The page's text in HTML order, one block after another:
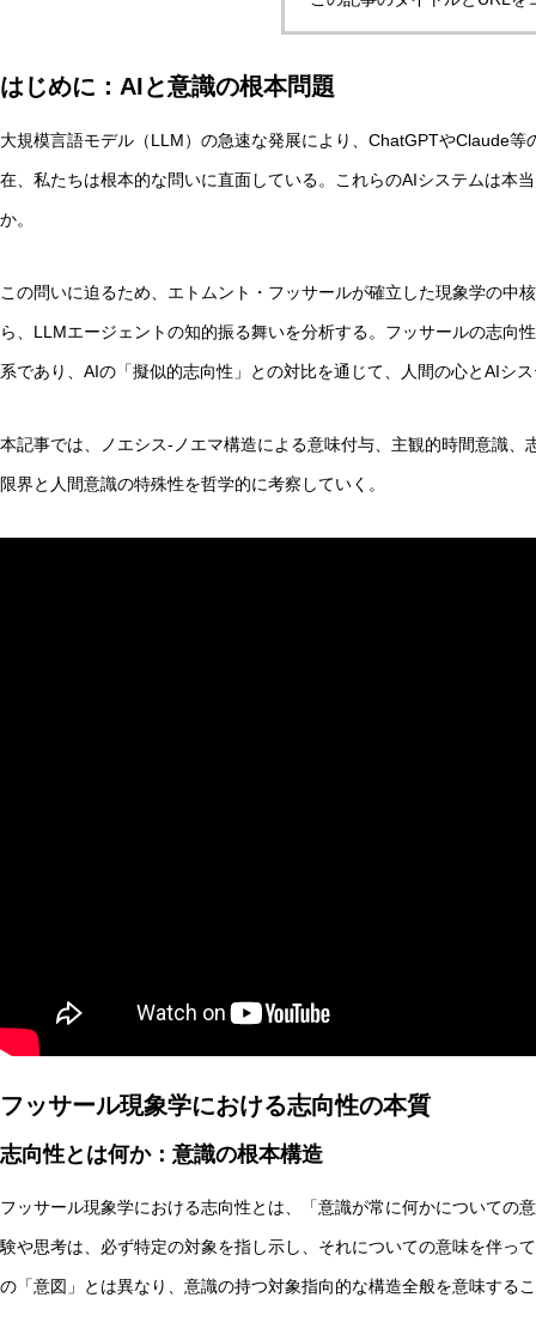
脳とAIの「予測精度」はなぜエネルギーを消費するのか？
非意識的苦痛はどう測る?現象語彙に依存しないwelfare指
はじめに：AIと意識の根本問題
大規模言語モデル（LLM）の急速な発展により、ChatGPTやClaude
在、私たちは根本的な問いに直面している。これらのAIシステムは本
か。
この問いに迫るため、エトムント・フッサールが確立した現象学の中
ら、LLMエージェントの知的振る舞いを分析する。フッサールの志向
系であり、AIの「擬似的志向性」との対比を通じて、人間の心とAIシ
本記事では、ノエシス-ノエマ構造による意味付与、主観的時間意識
限界と人間意識の特殊性を哲学的に考察していく。
フッサール現象学における志向性の本質
志向性とは何か：意識の根本構造
フッサール現象学における志向性とは、「意識が常に何かについての
験や思考は、必ず特定の対象を指し示し、それについての意味を伴っ
の「意図」とは異なり、意識の持つ対象指向的な構造全般を意味する